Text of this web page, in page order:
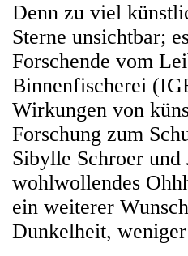
Denn zu viel
Sterne unsichtbar;
Forschende vom
Binnenfischerei
Wirkungen von
Forschung zum
Sibylle Schroer
wohlwollendes
ein weiterer
Dunkelheit,